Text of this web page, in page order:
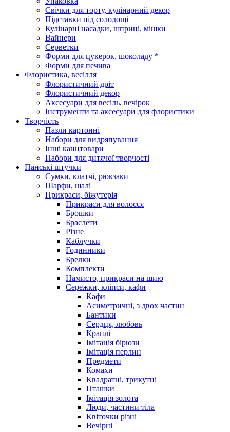
Свічки для торту, кулінарний декор
Підставки під солодощі
Кулінарні насадки, шприці, мішки
Вайнери
Серветки
Форми для цукерок, шоколаду *
Форми для печива
Флористика, весілля
Флористичний дріт
Флористичний декор
Аксесуари для весіль, вечірок
Інструменти та аксесуари для флористики
Творчість
Пазли картонні
Набори для видряпування
Інші канцтовари
Набори для дитячої творчості
Панські штучки
Сумки, клатчі, рюкзаки
Шарфи, шалі
Прикраси, біжутерія
Прикраси для волосся
Брошки
Браслети
Різне
Каблучки
Годинники
Брелки
Комплекти
Намисто, прикраси на шию
Сережки, кліпси, кафи
Кафи
Асиметричні, з двох частин
Бантики
Сердця, любовь
Краплі
Імітація бірюзи
Імітація перлин
Предмети
Комахи
Квадратні, трикутні
Пташки
Імітація золота
Люди, частини тіла
Квіточки різні
Вечірні